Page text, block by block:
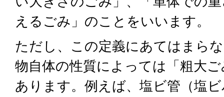
えるごみ」のことをいいます。
ただし、この定義にあてはまら
物自体の性質によっては「粗大
あります。例えば、塩ビ管（塩